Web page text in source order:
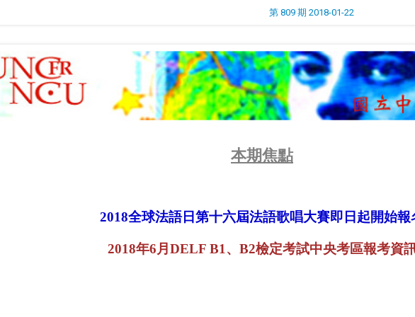
第 809 期 2018-01-22